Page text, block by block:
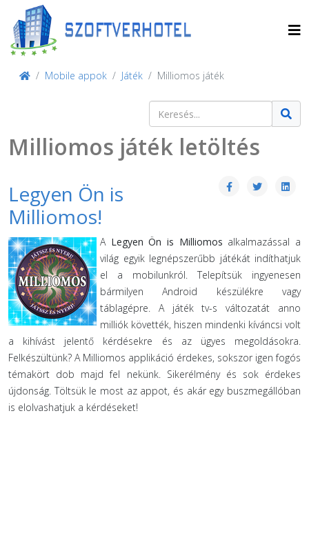
Mobile appok Játék Milliomos játék
Keresés
Milliomos játék letöltés
Legyen Ön is
Milliomos!
A Legyen Ön is Milliomos alkalmazással a
világ egyik legnépszerűbb játékát indíthatjuk
el a mobilunkról. Telepítsük ingyenesen
bármilyen Android készülékre vagy
táblagépre. A játék tv-s változatát anno
milliók követték, hiszen mindenki kíváncsi volt
a kihívást jelentő kérdésekre és az ügyes megoldásokra.
Felkészültünk? A Milliomos applikáció érdekes, sokszor igen fogós
témakört dob majd fel nekünk. Sikerélmény és sok érdekes
újdonság. Töltsük le most az appot, és akár egy buszmegállóban
is elolvashatjuk a kérdéseket!